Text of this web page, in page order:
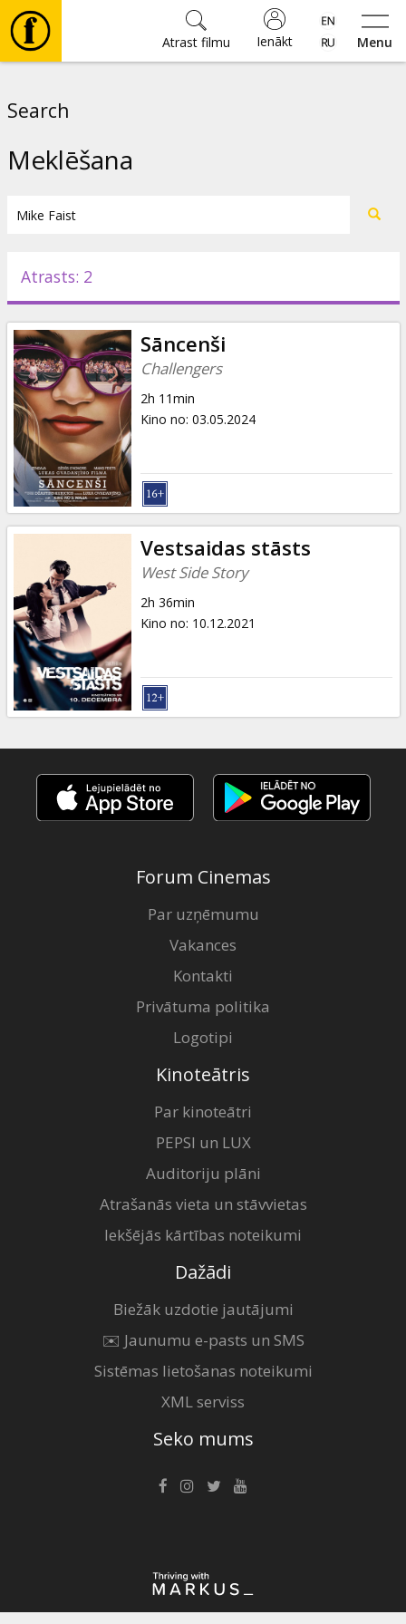
Menu
Ienākt
Atrast filmu
Pasākumi
Ziņas
Dāvanu
kartes
Uzkodas
B2B
Kino
Klubs
Search
Meklēšana
Atrasts: 2
Sāncenši
Challengers
2h 11min
Kino no: 03.05.2024
Vestsaidas stāsts
West Side Story
2h 36min
Kino no: 10.12.2021
Forum Cinemas
Par uzņēmumu
Vakances
Kontakti
Privātuma politika
Logotipi
Kinoteātris
Par kinoteātri
PEPSI un LUX
Auditoriju plāni
Atrašanās vieta un stāvvietas
Iekšējās kārtības noteikumi
Dažādi
Biežāk uzdotie jautājumi
✉️ Jaunumu e-pasts un SMS
Sistēmas lietošanas noteikumi
XML serviss
Seko mums